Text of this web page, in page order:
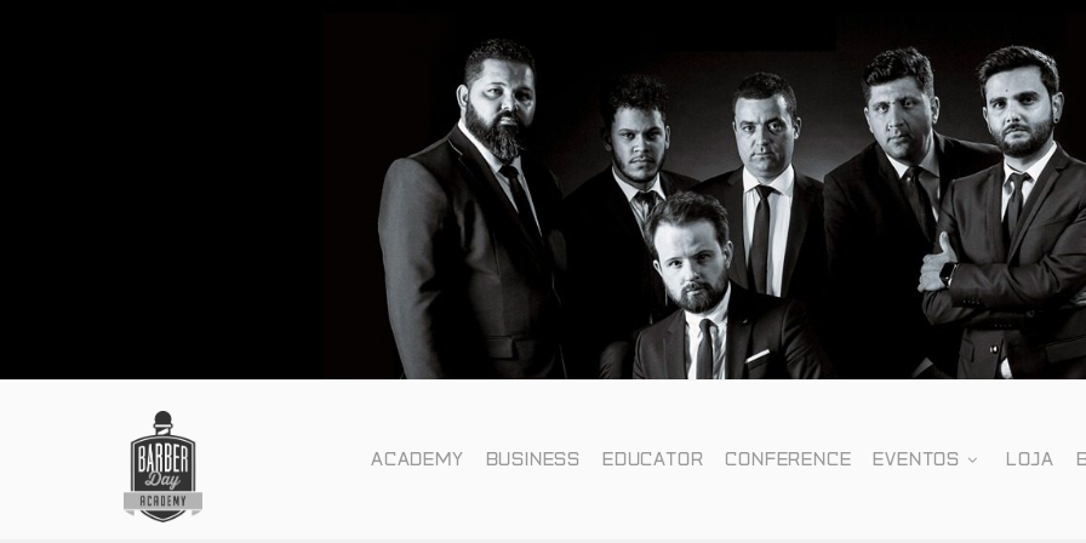
ACADEMY BUSINESS EDUCATOR CONFERENCE EVENTOS LOJA